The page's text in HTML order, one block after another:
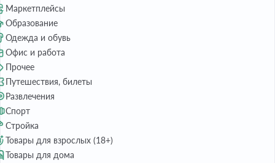
Маркетплейсы
Образование
Одежда и обувь
Офис и работа
Прочее
Путешествия, билеты
Развлечения
Спорт
Стройка
Товары для взрослых (18+)
Товары для дома